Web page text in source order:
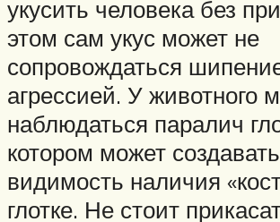
укусить человека без
этом сам укус может не
сопровождаться
агрессией. У животного
наблюдаться паралич
котором может
видимость наличия
глотке. Не стоит